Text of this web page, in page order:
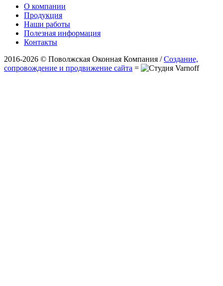
О компании
Продукция
Наши работы
Полезная информация
Контакты
2016-2026 © Поволжская Оконная Компания /Создание,
сопровождение и продвижение сайта =